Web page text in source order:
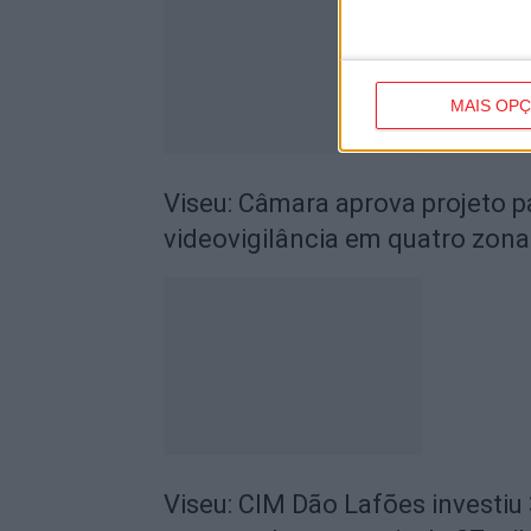
MAIS
Viseu: Câmara aprova projeto
videovigilância em quatro
Viseu: CIM Dão Lafões